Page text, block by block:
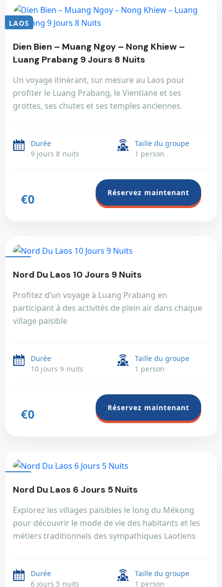
LAOS
Dien Bien – Muang Ngoy – Nong Khiew –
Luang Prabang 9 Jours 8 Nuits
Un voyage itinérant, sur mesure au Laos pour
profiter le Luang Prabang, le Vientiane et ses
grottes, ses chutes et ses temples anciennes.
Durée
9 jours 8 nuits
Taille du groupe
1 person
€0 Réservez maintenant
Nord Du Laos 10 Jours 9 Nuits
Profitez d’un voyage à Luang Prabang en
participant à des activités de plein air dans chaque
village paisible
Durée
10 jours 9 nuits
Taille du groupe
1 person
€0 Réservez maintenant
Nord Du Laos 6 Jours 5 Nuits
Explorez les villages paisibles le long du Mékong
pour découvrir le mode de vie des habitants et les
métiers traditionnels des sympathiques Laotiens
Durée
6 jours 5 nuits
Taille du groupe
1 person